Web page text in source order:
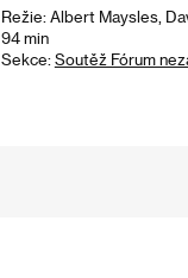
Režie: Albert Maysles,
94 min
Sekce: Soutěž Fórum